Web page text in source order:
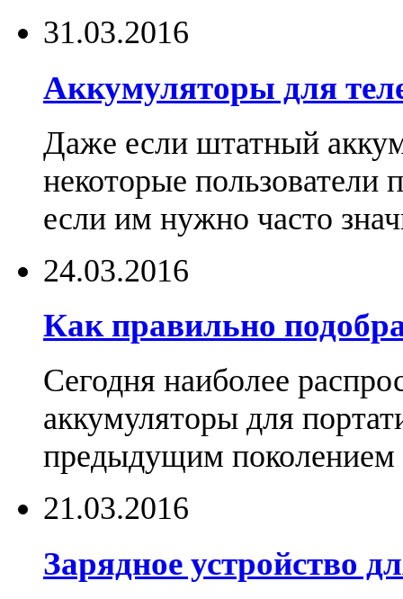
31.03.2016
Аккумуляторы для
Даже если штатный
некоторые пользователи
если им нужно часто
24.03.2016
Как правильно
Сегодня наиболее
аккумуляторы для
предыдущим поколением
21.03.2016
Зарядное устройство